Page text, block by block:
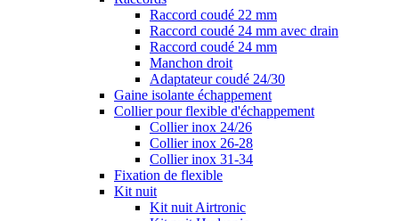
Raccord coudé 22 mm
Raccord coudé 24 mm avec drain
Raccord coudé 24 mm
Manchon droit
Adaptateur coudé 24/30
Gaine isolante échappement
Collier pour flexible d'échappement
Collier inox 24/26
Collier inox 26-28
Collier inox 31-34
Fixation de flexible
Kit nuit
Kit nuit Airtronic